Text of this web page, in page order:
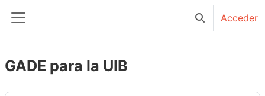
Panel lateral
Selector de
Acceder
GADE para la UIB